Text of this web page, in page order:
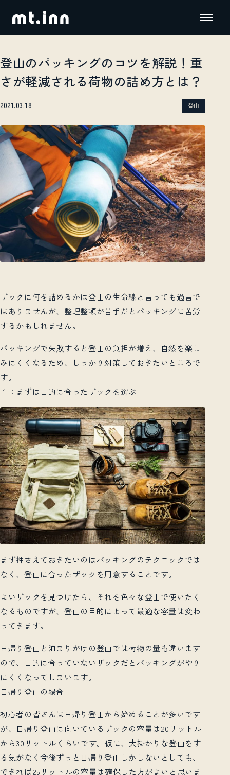
登山のパッキングのコツを解説！重
さが軽減される荷物の詰め方とは？
2021.03.18 登山
ザックに何を詰めるかは登山の生命線と言っても過言で
はありませんが、整理整頓が苦手だとパッキングに苦労
するかもしれません。
パッキングで失敗すると登山の負担が増え、自然を楽し
みにくくなるため、しっかり対策しておきたいところで
す。
１：まずは目的に合ったザックを選ぶ
まず押さえておきたいのはパッキングのテクニックでは
なく、登山に合ったザックを用意することです。
よいザックを見つけたら、それを色々な登山で使いたく
なるものですが、登山の目的によって最適な容量は変わ
ってきます。
日帰り登山と泊まりがけの登山では荷物の量も違います
ので、目的に合っていないザックだとパッキングがやり
にくくなってしまいます。
日帰り登山の場合
初心者の皆さんは日帰り登山から始めることが多いです
が、日帰り登山に向いているザックの容量は20 リットル
から30 リットルくらいです。仮に、大掛かりな登山をす
る気がなく今後ずっと日帰り登山しかしないとしても、
できれば25 リットルの容量は確保した方がよいと思いま